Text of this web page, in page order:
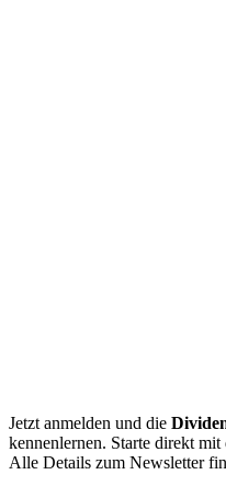
Jetzt anmelden und die
kennenlernen. Starte direkt mit
Alle Details zum Newsletter